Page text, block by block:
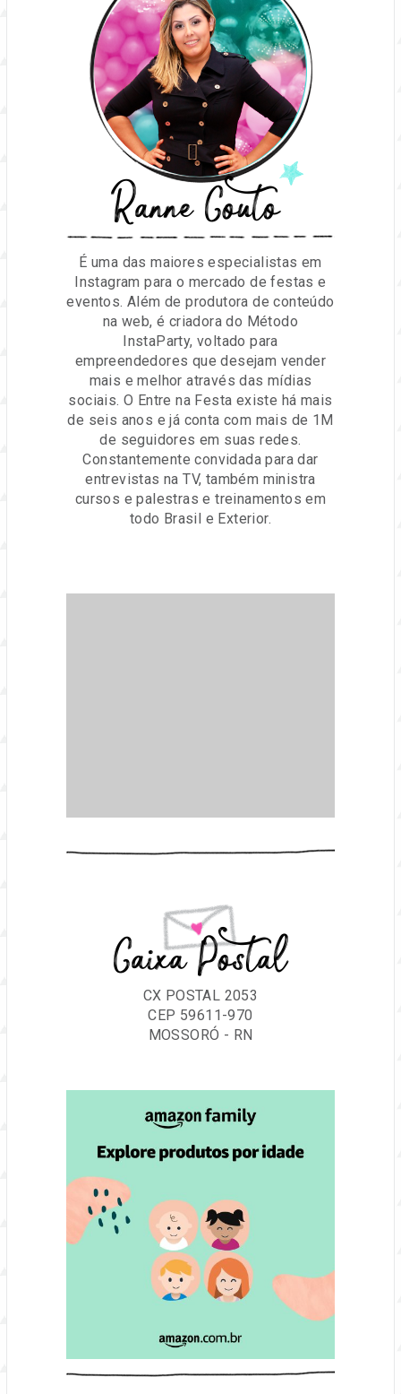
Ranne Couto
É uma das maiores especialistas em
Instagram para o mercado de festas e
eventos. Além de produtora de conteúdo
na web, é criadora do Método
InstaParty, voltado para
empreendedores que desejam vender
mais e melhor através das mídias
sociais. O Entre na Festa existe há mais
de seis anos e já conta com mais de 1M
de seguidores em suas redes.
Constantemente convidada para dar
entrevistas na TV, também ministra
cursos e palestras e treinamentos em
todo Brasil e Exterior.
Caixa Postal
CX POSTAL 2053
CEP 59611-970
MOSSORÓ - RN